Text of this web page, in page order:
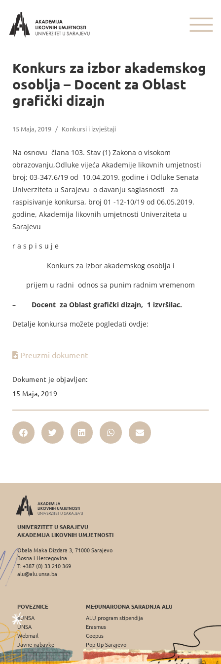
Konkurs za izbor akademskog
osoblja – Docent za Oblast
grafički dizajn
15 Maja, 2019 / Konkursi i izvještaji
Na osnovu člana 103. Stav (1) Zakona o visokom
obrazovanju,Odluke vijeća Akademije likovnih umjetnosti
broj; 03-347.6/19 od 10.04.2019. godine i Odluke Senata
Univerziteta u Sarajevu o davanju saglasnosti za
raspisivanje konkursa, broj 01 -12-10/19 od 06.05.2019.
godine, Akademija likovnih umjetnosti Univerziteta u
Sarajevu
r a s p i s u j e
Konkurs za izbor akademskog osoblja i
prijem u radni odnos sa punim radnim vremenom
– Docent za Oblast grafički dizajn, 1 izvršilac.
Detalje konkursa možete pogledati ovdje:
Preuzmi dokument
Dokument je objavljen:
15 Maja, 2019
UNIVERZITET U SARAJEVU
AKADEMIJA LIKOVNIH UMJETNOSTI
Obala Maka Dizdara 3, 71000 Sarajevo
Bosna i Hercegovina
T: +387 (0) 33 210 369
alu@alu.unsa.ba
POVEZNICE
eUNSA
UNSA
Webmail
Javne nabavke
MEĐUNARODNA SARADNJA ALU
ALU program stipendija
Erasmus
Ceepus
Pop-Up Sarajevo